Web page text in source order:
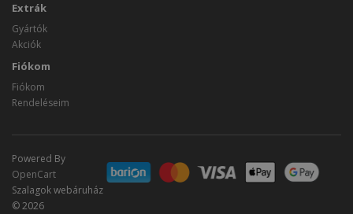
Extrák
Gyártók
Akciók
Fiókom
Fiókom
Rendeléseim
Powered By
OpenCart
Szalagok webáruház
© 2026